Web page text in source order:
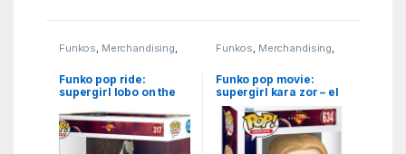
Funkos, Merchandising,
Funko pop ride:
supergirl lobo on the
Funkos, Merchandising,
Funko pop movie:
supergirl kara zor – el
with cedric